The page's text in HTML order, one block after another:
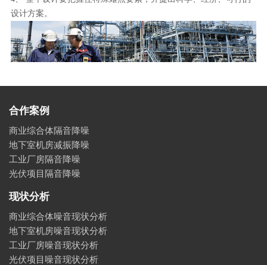
设计方案。
合作案例
商业综合体隔音降噪
地下室机房减振降噪
工业厂房隔音降噪
光伏项目隔音降噪
现状分析
商业综合体噪音现状分析
地下室机房噪音现状分析
工业厂房噪音现状分析
光伏项目噪音现状分析